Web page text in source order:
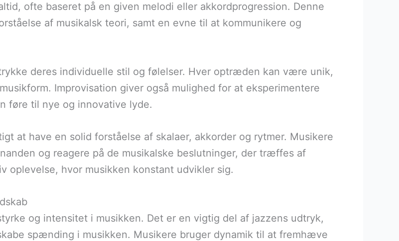
ofte baseret på en given melodi eller akkordprogression. Denne
af musikalsk teori, samt en evne til at kommunikere og
deres individuelle stil og følelser. Hver optræden kan være unik,
Improvisation giver også mulighed for at eksperimentere
føre til nye og innovative lyde.
at have en solid forståelse af skalaer, akkorder og rytmer. Musikere
og reagere på de musikalske beslutninger, der træffes af
oplevelse, hvor musikken konstant udvikler sig.
og intensitet i musikken. Det er en vigtig del af jazzens udtryk,
spænding i musikken. Musikere bruger dynamik til at fremhæve